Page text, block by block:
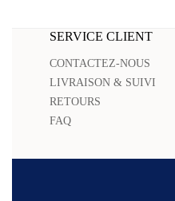
SERVICE CLIENT
CONTACTEZ-NOUS
LIVRAISON & SUIVI
RETOURS
FAQ